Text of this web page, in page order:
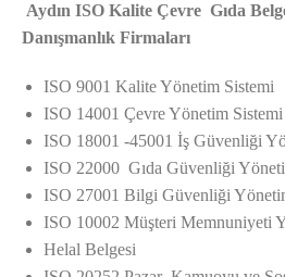
Aydın ISO Kalite Çevre Gıda
Danışmanlık Firmaları
ISO 9001 Kalite Yönetim Sistemi
ISO 14001 Çevre Yönetim Sistemi
ISO 18001 -45001 İş Güvenliği
ISO 22000 Gıda Güvenliği
ISO 27001 Bilgi Güvenliği
ISO 10002 Müşteri Memnuniyeti
Helal Belgesi